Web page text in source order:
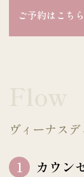
ご予約はこち
ヴィーナス
1 カウン